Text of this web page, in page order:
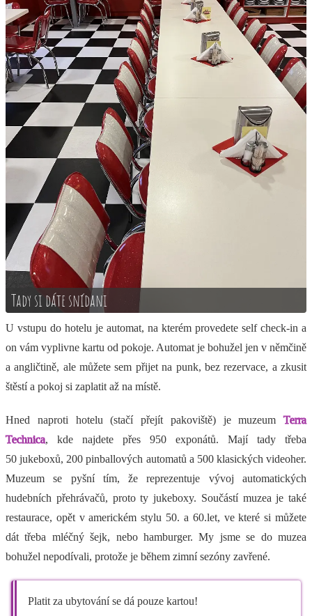
Tady si dáte snídani
U vstupu do hotelu je automat, na kterém provedete self check-in a
on vám vyplivne kartu od pokoje. Automat je bohužel jen v němčině
a angličtině, ale můžete sem přijet na punk, bez rezervace, a zkusit
štěstí a pokoj si zaplatit až na místě.
Hned naproti hotelu (stačí přejít pakoviště) je muzeumTerra
Technica, kde najdete přes 950 exponátů. Mají tady třeba
50 jukeboxů, 200 pinballových automatů a 500 klasických videoher.
Muzeum se pyšní tím, že reprezentuje vývoj automatických
hudebních přehrávačů, proto ty jukeboxy. Součástí muzea je také
restaurace, opět v americkém stylu 50. a 60.let, ve které si můžete
dát třeba mléčný šejk, nebo hamburger. My jsme se do muzea
bohužel nepodívali, protože je během zimní sezóny zavřené.
Platit za ubytování se dá pouze kartou!